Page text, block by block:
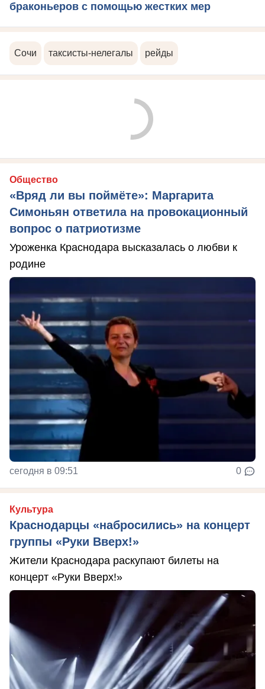
браконьеров с помощью жестких мер
Сочи таксисты-нелегалы рейды
Общество
«Вряд ли вы поймёте»: Маргарита
Симоньян ответила на провокационный
вопрос о патриотизме
Уроженка Краснодара высказалась о любви к
родине
сегодня в 09:51 0
Культура
Краснодарцы «набросились» на концерт
группы «Руки Вверх!»
Жители Краснодара раскупают билеты на
концерт «Руки Вверх!»